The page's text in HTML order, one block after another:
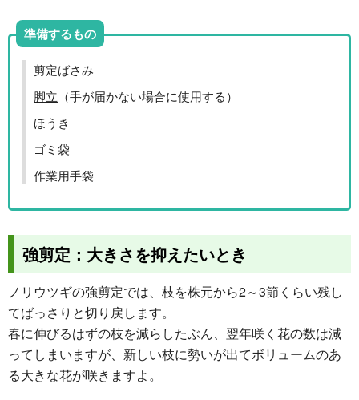
準備するもの
剪定ばさみ
脚立 （手が届かない場合に使用する）
ほうき
ゴミ袋
作業用手袋
強剪定：大きさを抑えたいとき
ノリウツギの強剪定では、枝を株元から2～3節くらい残し
てばっさりと切り戻します。
春に伸びるはずの枝を減らしたぶん、翌年咲く花の数は減
ってしまいますが、新しい枝に勢いが出てボリュームのあ
る大きな花が咲きますよ。